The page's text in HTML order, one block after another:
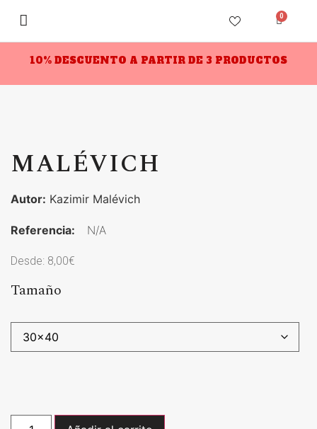
0
10% DESCUENTO A PARTIR DE 3 PRODUCTOS
MALÉVICH
Autor: Kazimir Malévich
Referencia: N/A
Desde: 8,00€
Tamaño